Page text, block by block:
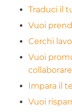
Traduci il
Vuoi
Cerchi
Vuoi
Impara il
Vuoi